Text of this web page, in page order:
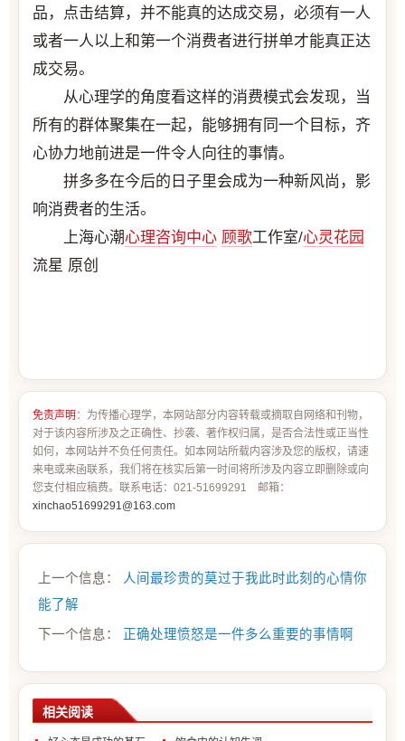
品，点击结算，并不能真的达成交易，必须有一人
或者一人以上和第一个消费者进行拼单才能真正达
成交易。
从心理学的角度看这样的消费模式会发现，当
所有的群体聚集在一起，能够拥有同一个目标，齐
心协力地前进是一件令人向往的事情。
拼多多在今后的日子里会成为一种新风尚，影
响消费者的生活。
上海心潮心理咨询中心 顾歌工作室/心灵花园
流星 原创
免责声明 ：为传播心理学，本网站部分内容转载或摘取自网络和刊物，
对于该内容所涉及之正确性、抄袭、著作权归属，是否合法性或正当性
如何，本网站并不负任何责任。如本网站所载内容涉及您的版权，请速
来电或来函联系，我们将在核实后第一时间将所涉及内容立即删除或向
您支付相应稿费。联系电话：021-51699291 邮箱：
xinchao51699291@163.com
上一个信息：
人间最珍贵的莫过于我此时此刻的心情你
能了解
下一个信息： 正确处理愤怒是一件多么重要的事情啊
相关阅读